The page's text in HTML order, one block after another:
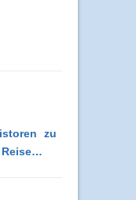
zu
Reise…